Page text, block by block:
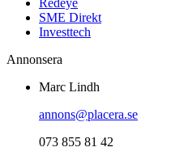
SME Direkt
Investtech
Annonsera
Marc Lindh
annons@placera.se
073 855 81 42